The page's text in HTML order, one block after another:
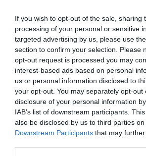
If you wish to opt-out of the sale, sharing
processing of your personal or sensitive
targeted advertising by us, please use
section to confirm your selection. Please
opt-out request is processed you may
interest-based ads based on personal
us or personal information disclosed to
your opt-out. You may separately opt-out
disclosure of your personal information
IAB’s list of downstream participants.
also be disclosed by us to third parties on
Downstream Participants that may
Alexandre 0
Le Crochet Moderne : La
qui Révolutionne Votre Intérieur